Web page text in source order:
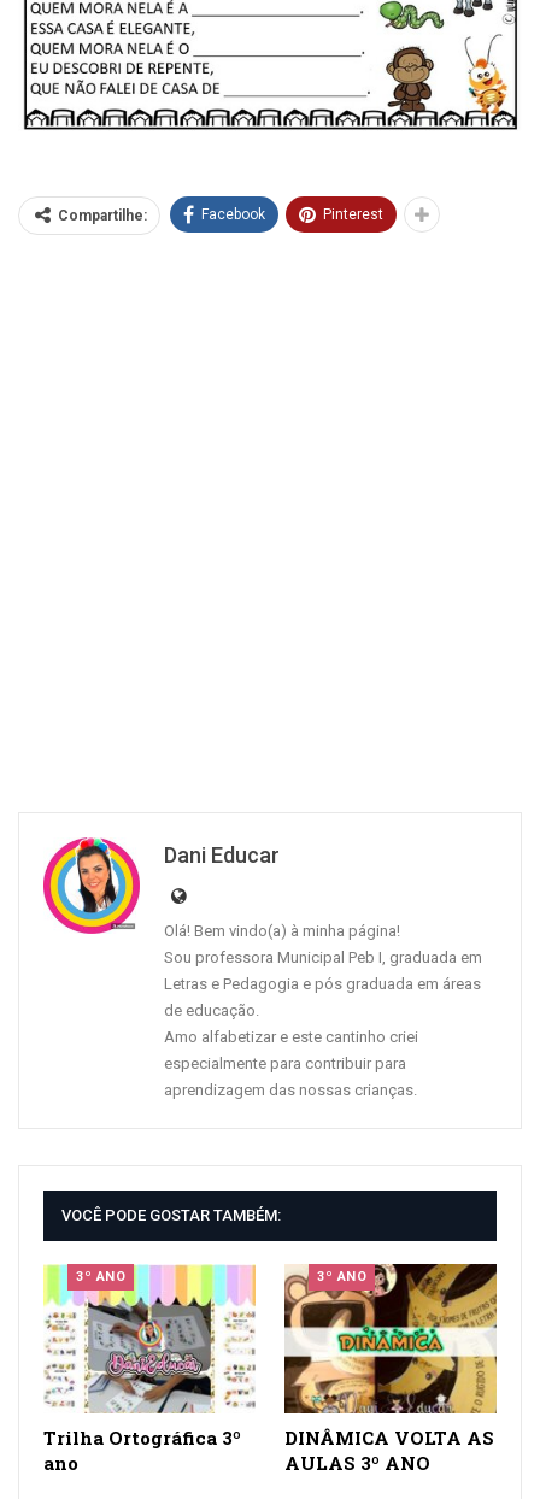
Compartilhe: Facebook Pinterest
Dani Educar
Olá! Bem vindo(a) à minha página!
Sou professora Municipal Peb I, graduada em
Letras e Pedagogia e pós graduada em áreas
de educação.
Amo alfabetizar e este cantinho criei
especialmente para contribuir para
aprendizagem das nossas crianças.
VOCÊ PODE GOSTAR TAMBÉM:
3º ANO
Trilha Ortográfica 3º
ano
3º ANO
DINÂMICA VOLTA AS
AULAS 3º ANO